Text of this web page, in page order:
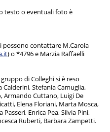
testo o eventuali foto è
possono contattare M.Carola
) o *4796 e Marzia Raffaelli
di Colleghi si è reso
Stefania Camuglia,
Armando Cuttano, Luigi De
Elena Floriani, Marta Mosca,
Enrica Pea, Silvia Pini,
Ruberti, Barbara Zampetti.